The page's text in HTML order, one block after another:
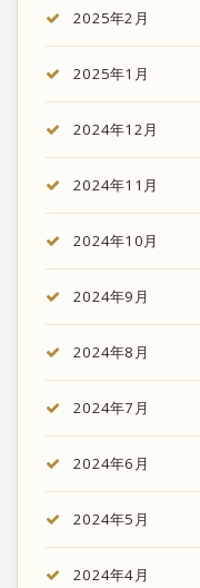
2025年2月
2025年1月
2024年12月
2024年11月
2024年10月
2024年9月
2024年8月
2024年7月
2024年6月
2024年5月
2024年4月